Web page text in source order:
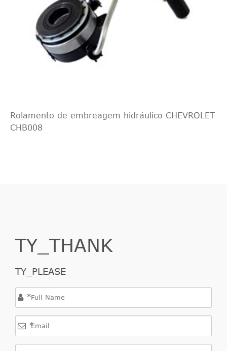
Rolamento de embreagem hidráulico CHEVROLET
CHB008
TY_THANK
TY_PLEASE
*
*